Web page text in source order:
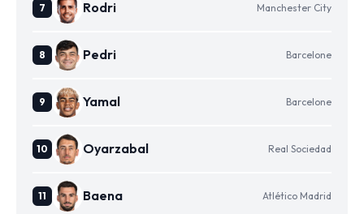
Rodri Manchester City
Pedri Barcelone
Yamal Barcelone
Oyarzabal Real Sociedad
Baena Atlético Madrid